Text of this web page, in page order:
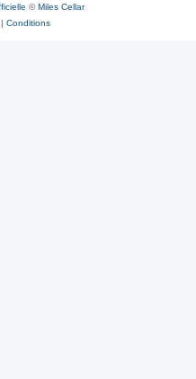
©Miles Cellar
| Conditions